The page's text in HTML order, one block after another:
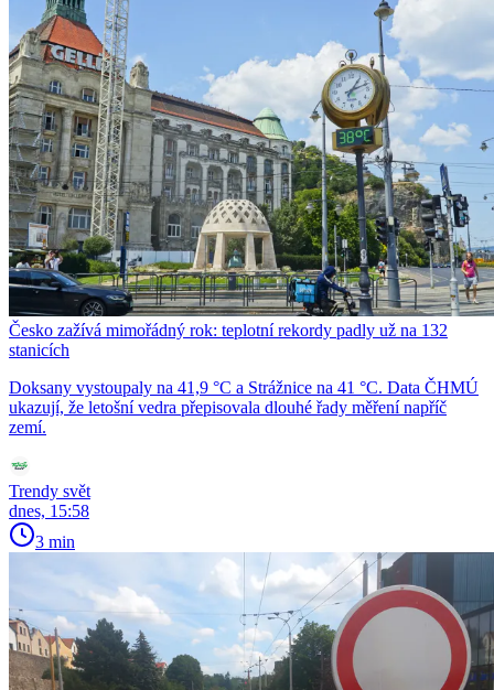
Česko zažívá mimořádný rok: teplotní rekordy padly už na 132
stanicích
Doksany vystoupaly na 41,9 °C a Strážnice na 41 °C. Data ČHMÚ
ukazují, že letošní vedra přepisovala dlouhé řady měření napříč
zemí.
Trendy svět
dnes, 15:58
3 min